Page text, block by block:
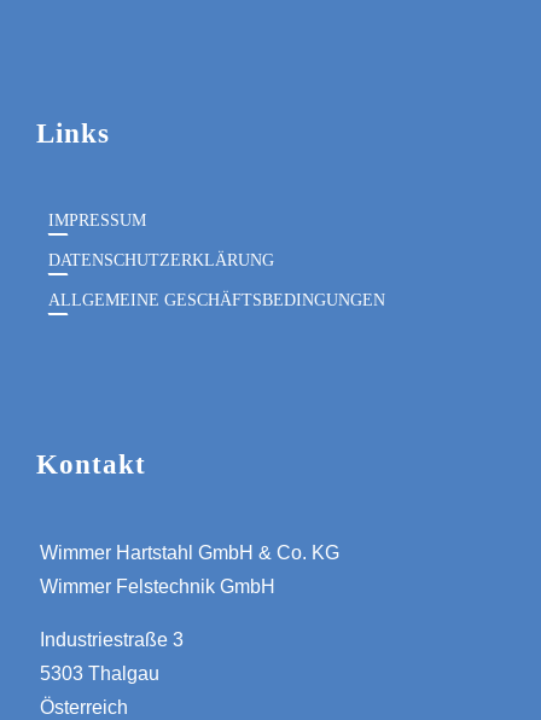
Links
IMPRESSUM
DATENSCHUTZERKLÄRUNG
ALLGEMEINE GESCHÄFTSBEDINGUNGEN
Kontakt
Wimmer Hartstahl GmbH & Co. KG
Wimmer Felstechnik GmbH
Industriestraße 3
5303 Thalgau
Österreich